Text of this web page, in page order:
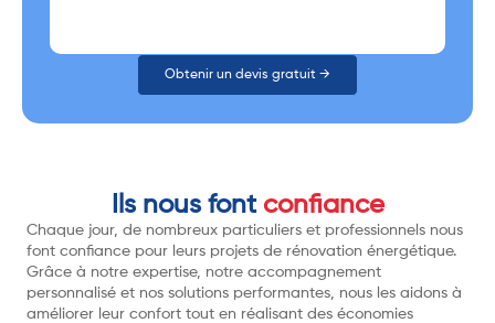
Obtenir un devis gratuit →
Ils nous font confiance
Chaque jour, de nombreux particuliers et professionnels nous
font confiance pour leurs projets de rénovation énergétique.
Grâce à notre expertise, notre accompagnement
personnalisé et nos solutions performantes, nous les aidons à
améliorer leur confort tout en réalisant des économies